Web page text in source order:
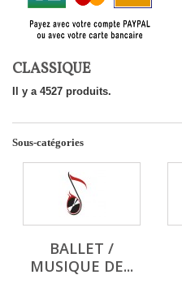
CLASSIQUE
Il y a 4527 produits.
Sous-catégories
BALLET /
MUSIQUE DE...